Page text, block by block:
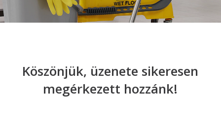
Köszönjük, üzenete sikeresen
megérkezett hozzánk!